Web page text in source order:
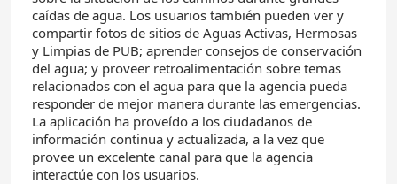
caídas de agua. Los usuarios también pueden ver y
compartir fotos de sitios de Aguas Activas, Hermosas
y Limpias de PUB; aprender consejos de conservación
del agua; y proveer retroalimentación sobre temas
relacionados con el agua para que la agencia pueda
responder de mejor manera durante las emergencias.
La aplicación ha proveído a los ciudadanos de
información continua y actualizada, a la vez que
provee un excelente canal para que la agencia
interactúe con los usuarios.